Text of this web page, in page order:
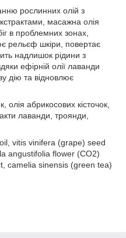
рослинних олій з
масажна олія
в проблемних зонах,
рельєф шкіри, повертає
надлишок рідини з
ефірній олії лаванди
дію та відновлює
олія абрикосових кісточок,
лаванди, троянди,
vitis vinifera (grape) seed
angustifolia flower (CO2)
camelia sinensis (green tea)